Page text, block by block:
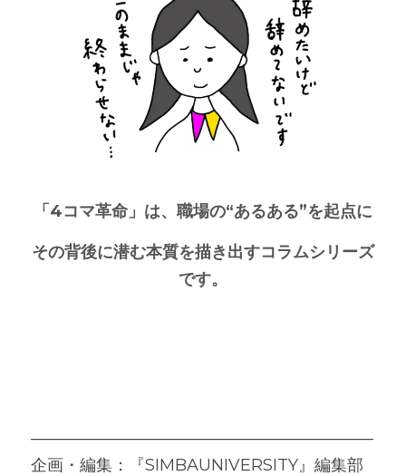
「4コマ革命」は、職場の“あるある”を起点に
その背後に潜む本質を描き出すコラムシリーズ
です。
―――――――――――――――――――――
企画・編集：『SIMBAUNIVERSITY』編集部